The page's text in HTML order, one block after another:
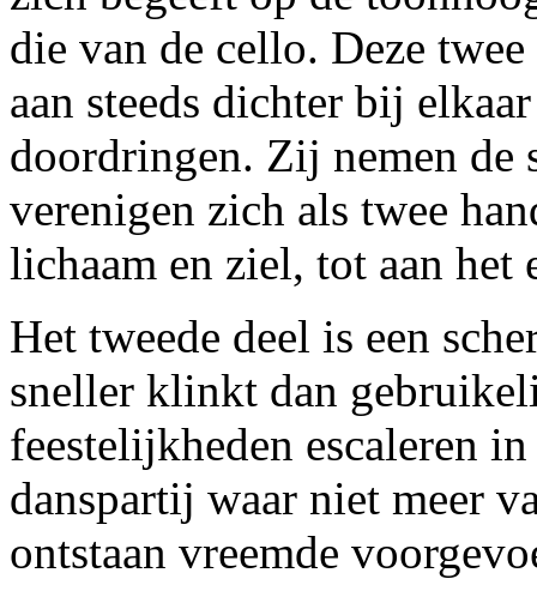
die van de cello. Deze
aan steeds dichter bij
doordringen. Zij nemen de
verenigen zich als twee
lichaam en ziel, tot aan
Het tweede deel is een
sneller klinkt dan
feestelijkheden escaleren
danspartij waar niet meer
ontstaan vreemde